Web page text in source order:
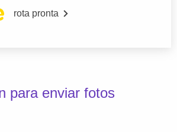
rota pronta
para enviar fotos